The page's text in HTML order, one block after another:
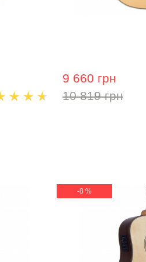
9 660 грн
10 819 грн
-8 %